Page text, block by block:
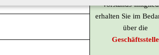
Vorstands-
erhalten Sie im
über die
Geschäftsstelle